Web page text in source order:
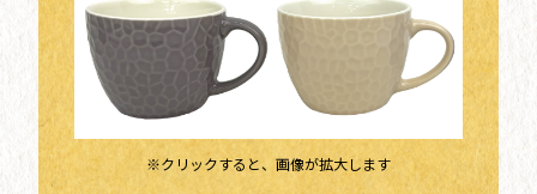
※クリックすると、画像が拡大します